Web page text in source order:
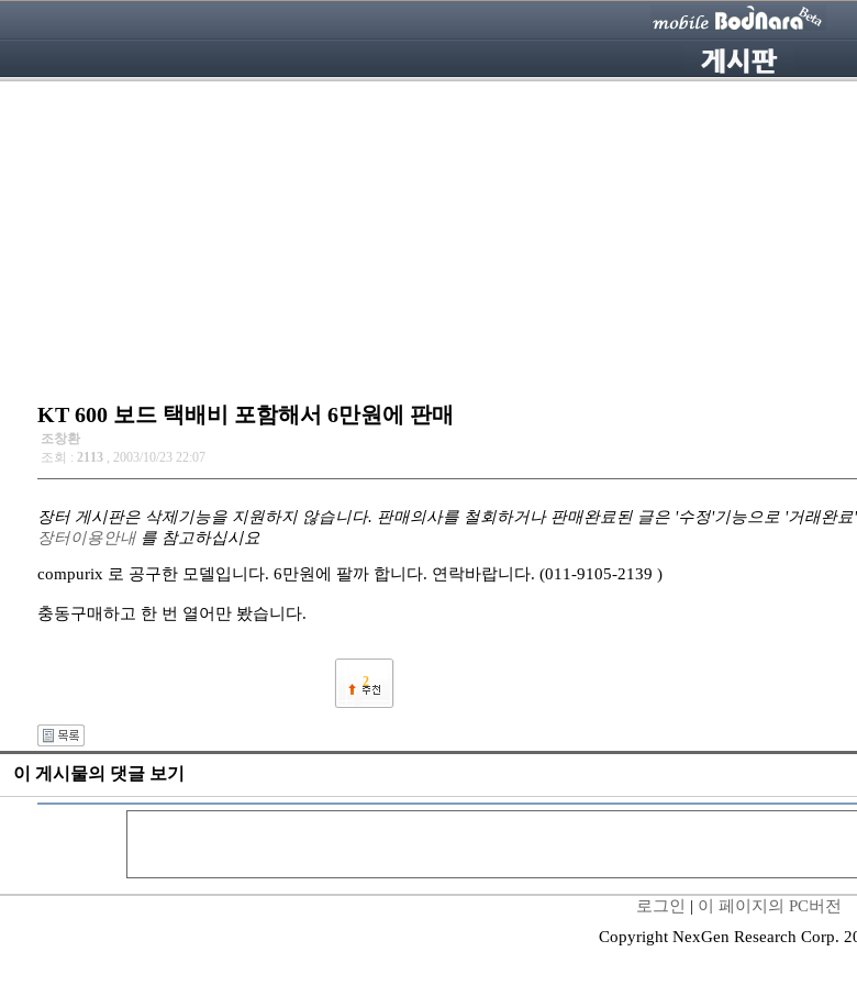
KT 600 보드 택배비 포함해서 6만원에 판매
조창환
조회 : 2113 , 2003/10/23 22:07
장터 게시판은 삭제기능을 지원하지 않습니다. 판매의사를 철회하거나 판매완료된 글은 '수정'기능으로 '거래완
장터이용안내 를 참고하십시요
compurix 로 공구한 모델입니다. 6만원에 팔까 합니다. 연락바랍니다. (011-9105-2139 )
충동구매하고 한 번 열어만 봤습니다.
2
이 게시물의 댓글 보기
로그인 | 이 페이지의 PC버전
Copyright NexGen Research Corp.